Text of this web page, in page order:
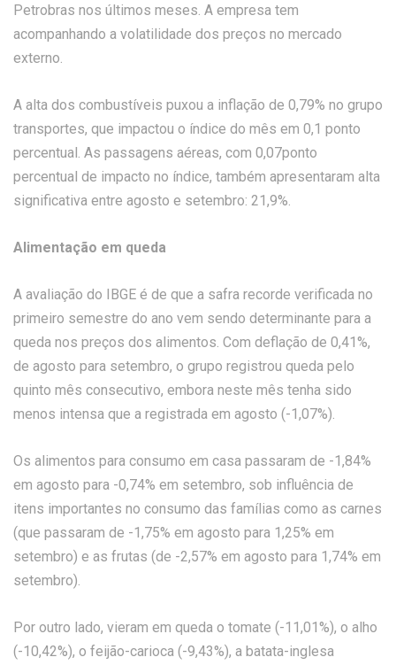
Petrobras nos últimos meses. A empresa tem
acompanhando a volatilidade dos preços no mercado
externo.
A alta dos combustíveis puxou a inflação de 0,79% no grupo
transportes, que impactou o índice do mês em 0,1 ponto
percentual. As passagens aéreas, com 0,07ponto
percentual de impacto no índice, também apresentaram alta
significativa entre agosto e setembro: 21,9%.
Alimentação em queda
A avaliação do IBGE é de que a safra recorde verificada no
primeiro semestre do ano vem sendo determinante para a
queda nos preços dos alimentos. Com deflação de 0,41%,
de agosto para setembro, o grupo registrou queda pelo
quinto mês consecutivo, embora neste mês tenha sido
menos intensa que a registrada em agosto (-1,07%).
Os alimentos para consumo em casa passaram de -1,84%
em agosto para -0,74% em setembro, sob influência de
itens importantes no consumo das famílias como as carnes
(que passaram de -1,75% em agosto para 1,25% em
setembro) e as frutas (de -2,57% em agosto para 1,74% em
setembro).
Por outro lado, vieram em queda o tomate (-11,01%), o alho
(-10,42%), o feijão-carioca (-9,43%), a batata-inglesa